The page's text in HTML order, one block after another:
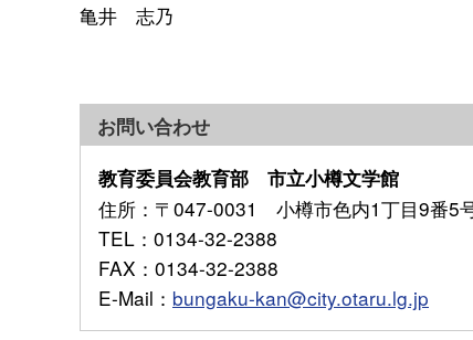
亀井 志乃
お問い合わせ
教育委員会教育部 市立小樽文学館
住所 ：〒047-0031 小樽市色内1丁目9番5
TEL ：0134-32-2388
FAX ：0134-32-2388
E-Mail ： bungaku-kan@city.otaru.lg.jp